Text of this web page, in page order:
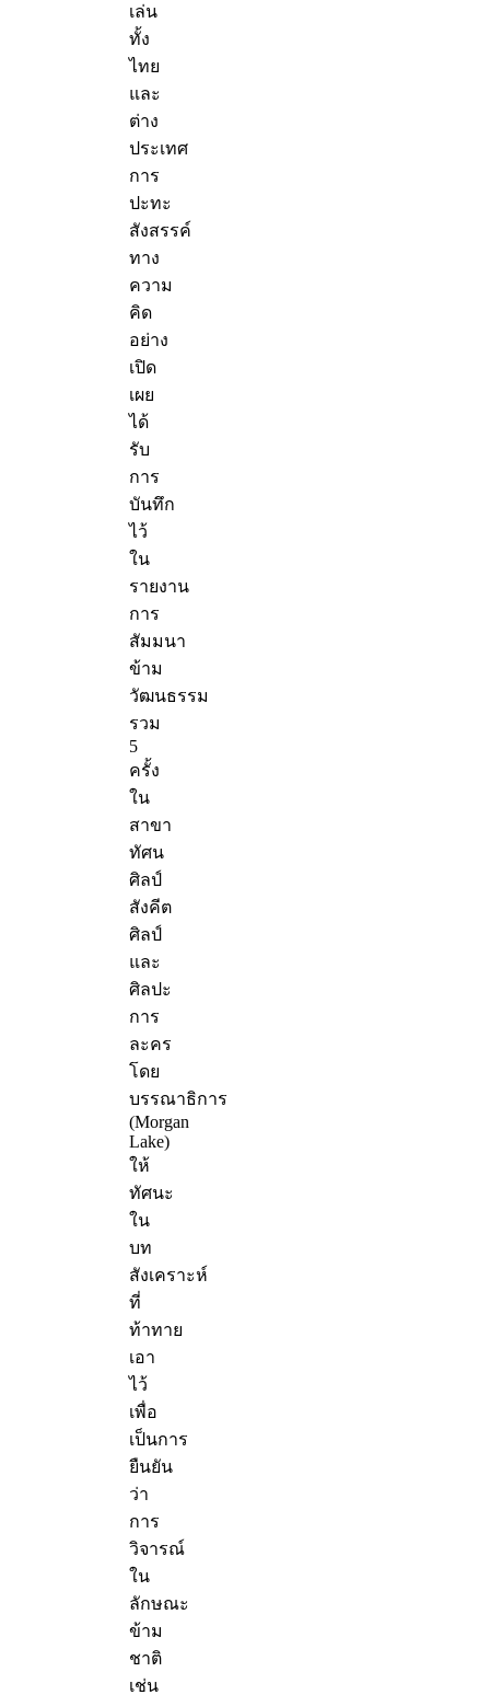
เล่น
ทั้ง
ไทย
และ
ต่าง
ประเทศ
การ
ปะทะ
สังสรรค์
ทาง
ความ
คิด
อย่าง
เปิด
เผย
ได้
รับ
การ
บันทึก
ไว้
ใน
รายงาน
การ
สัมมนา
ข้าม
วัฒนธรรม
รวม
5
ครั้ง
ใน
สาขา
ทัศน
ศิลป์
สังคีต
ศิลป์
และ
ศิลปะ
การ
ละคร
โดย
บรรณาธิการ
(Morgan
Lake)
ให้
ทัศนะ
ใน
บท
สังเคราะห์
ที่
ท้าทาย
เอา
ไว้
เพื่อ
เป็นการ
ยืนยัน
ว่า
การ
วิจารณ์
ใน
ลักษณะ
ข้าม
ชาติ
เช่น